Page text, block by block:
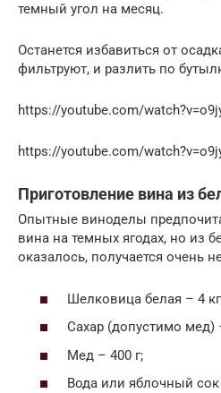
темный угол на месяц.
Останется избавиться от
фильтруют, и разлить по
https://youtube.com/
https://youtube.com/
Приготовление вина из
Опытные виноделы
вина на темных ягодах, но из
оказалось, получается очень
Шелковица белая – 4
Сахар (допустимо мед)
Мед – 400 г;
Вода или яблочный